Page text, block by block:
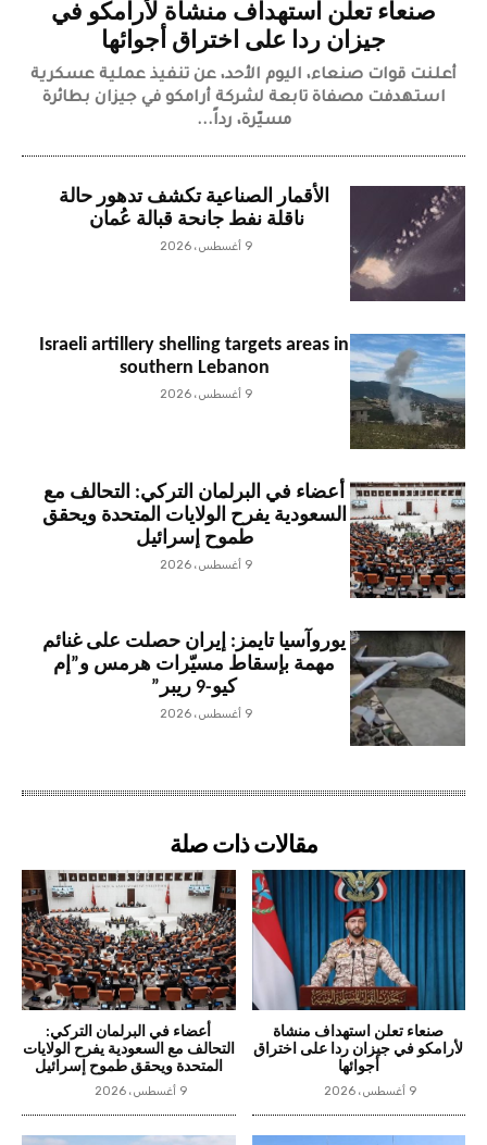
صنعاء تعلن استهداف منشاة لأرامكو في
جيزان ردا على اختراق أجوائها
أعلنت قوات صنعاء، اليوم الأحد، عن تنفيذ عملية عسكرية
استهدفت مصفاة تابعة لشركة أرامكو في جيزان بطائرة
مسيّرة، رداً...
الأقمار الصناعية تكشف تدهور حالة
ناقلة نفط جانحة قبالة عُمان
9 أغسطس، 2026
Israeli artillery shelling targets areas in
southern Lebanon
9 أغسطس، 2026
أعضاء في البرلمان التركي: التحالف مع
السعودية يفرح الولايات المتحدة ويحقق
طموح إسرائيل
9 أغسطس، 2026
يوروآسيا تايمز: إيران حصلت على غنائم
مهمة بإسقاط مسيّرات هرمس و”إم
كيو-9 ريبر”
9 أغسطس، 2026
مقالات ذات صلة
صنعاء تعلن استهداف منشاة
لأرامكو في جيزان ردا على اختراق
أجوائها
9 أغسطس، 2026
أعضاء في البرلمان التركي:
التحالف مع السعودية يفرح الولايات
المتحدة ويحقق طموح إسرائيل
9 أغسطس، 2026